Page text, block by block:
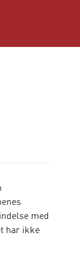
med
har ikke